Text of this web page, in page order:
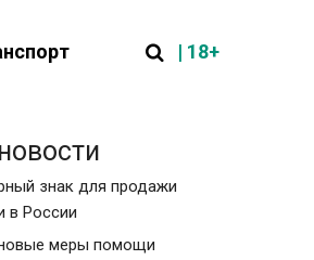
| 18+
знак для продажи
в России
меры помощи